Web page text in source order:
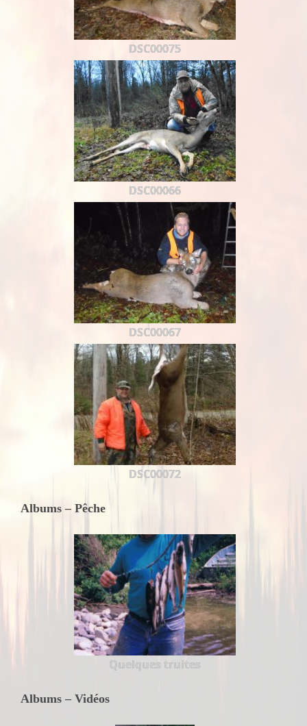
DSC00075
DSC00066
DSC00067
DSC00072
Albums – Pêche
Quelques truites
Albums – Vidéos